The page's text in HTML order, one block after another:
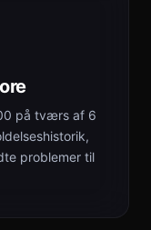
på tværs af 6
problemer til